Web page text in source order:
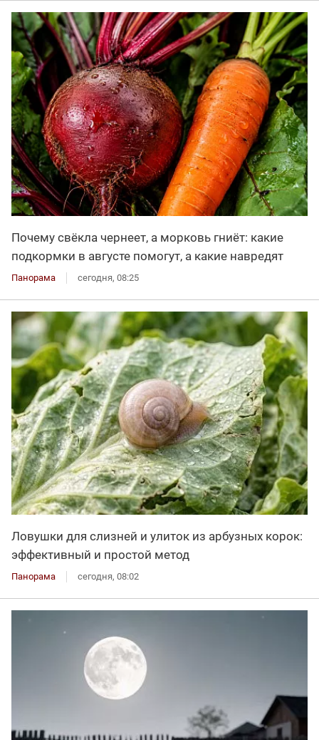
Почему свёкла чернеет, а морковь гниёт: какие
подкормки в августе помогут, а какие навредят
Панорама сегодня, 08:25
Ловушки для слизней и улиток из арбузных корок:
эффективный и простой метод
Панорама сегодня, 08:02